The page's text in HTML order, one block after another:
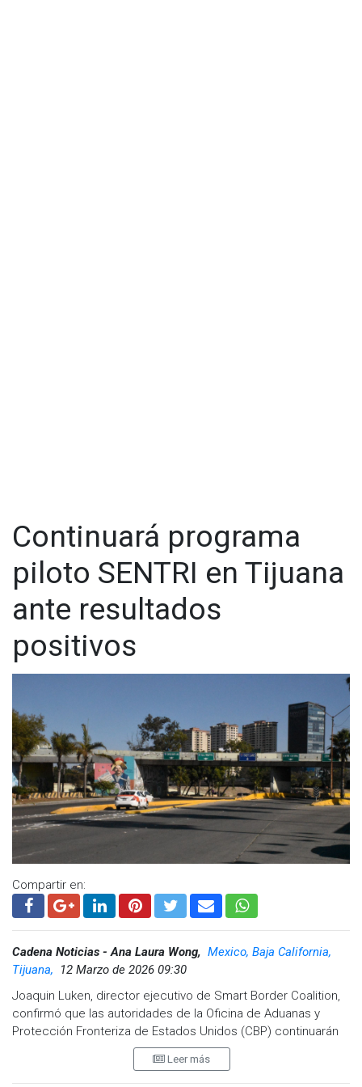
Continuará programa
piloto SENTRI en Tijuana
ante resultados
positivos
Compartir en:
Cadena Noticias - Ana Laura Wong, Mexico, Baja California,
Tijuana,
12 Marzo de 2026 09:30
Joaquin Luken, director ejecutivo de Smart Border Coalition,
confirmó que las autoridades de la Oficina de Aduanas y
Protección Fronteriza de Estados Unidos (CBP) continuarán
con el programa piloto del carril SENTRI en la calle Segunda
Leer más